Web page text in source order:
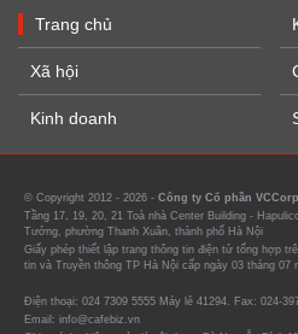
Trang chủ
Xã hội
Kinh doanh
© Copyright 2012 - 2026 - Công ty Cổ phần
Tầng 17, 19, 20, 21 Toà nhà Center Building -
Tưởng, phường Thanh Xuân, thành phố Hà Nội
Giấy phép thiết lập trang thông tin điện tử tổng hợp
tin và Truyền thông TP Hà Nội cấp ngày 03 tháng 07
Điện thoại: 024 7309 5555 Máy lẻ 41294. Fax: 024-
Email: info@cafebiz.vn